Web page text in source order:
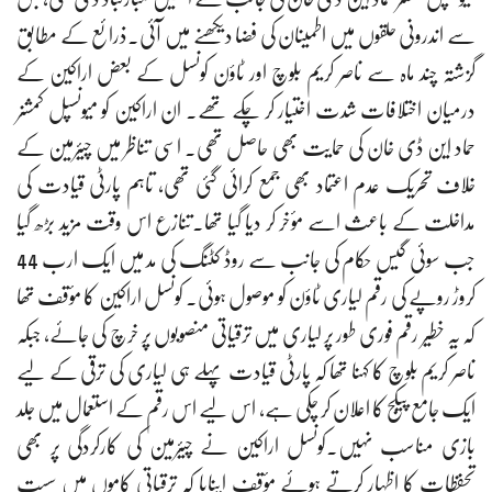
سے اندرونی حلقوں میں اطمینان کی فضا دیکھنے میں آئی۔ذرائع کے مطابق
گزشتہ چند ماہ سے ناصر کریم بلوچ اور ٹاؤن کونسل کے بعض اراکین کے
درمیان اختلافات شدت اختیار کر چکے تھے۔ ان اراکین کو میونسپل کمشنر
حماد این ڈی خان کی حمایت بھی حاصل تھی۔ اسی تناظر میں چیئرمین کے
خلاف تحریک عدم اعتماد بھی جمع کرائی گئی تھی، تاہم پارٹی قیادت کی
مداخلت کے باعث اسے مؤخر کر دیا گیا تھا۔تنازع اس وقت مزید بڑھ گیا
جب سوئی گیس حکام کی جانب سے روڈ کٹنگ کی مد میں ایک ارب 44
کروڑ روپے کی رقم لیاری ٹاؤن کو موصول ہوئی۔ کونسل اراکین کا مؤقف تھا
کہ یہ خطیر رقم فوری طور پر لیاری میں ترقیاتی منصوبوں پر خرچ کی جائے، جبکہ
ناصر کریم بلوچ کا کہنا تھا کہ پارٹی قیادت پہلے ہی لیاری کی ترقی کے لیے
ایک جامع پیکج کا اعلان کر چکی ہے، اس لیے اس رقم کے استعمال میں جلد
بازی مناسب نہیں۔کونسل اراکین نے چیئرمین کی کارکردگی پر بھی
تحفظات کا اظہار کرتے ہوئے مؤقف اپنایا کہ ترقیاتی کاموں میں سست